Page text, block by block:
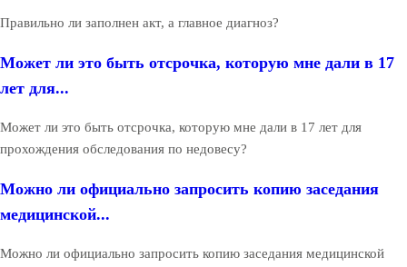
Правильно ли заполнен акт, а главное диагноз?
Может ли это быть отсрочка, которую мне дали в 17
лет для...
Может ли это быть отсрочка, которую мне дали в 17 лет для
прохождения обследования по недовесу?
Можно ли официально запросить копию заседания
медицинской...
Можно ли официально запросить копию заседания медицинской